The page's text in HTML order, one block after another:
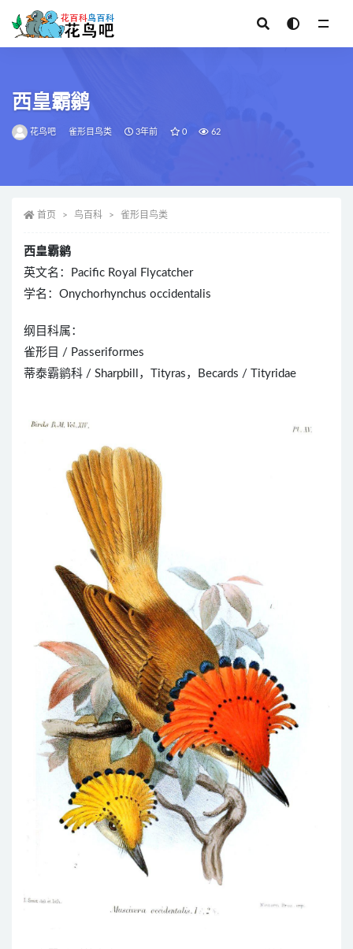
西皇霸鹟
花鸟吧 雀形目鸟类 3年前 0 62
首页 鸟百科 雀形目鸟类
西皇霸鹟
英文名：Pacific Royal Flycatcher
学名：Onychorhynchus occidentalis
纲目科属：
雀形目 / Passeriformes
蒂泰霸鹟科 / Sharpbill，Tityras，Becards / Tityridae